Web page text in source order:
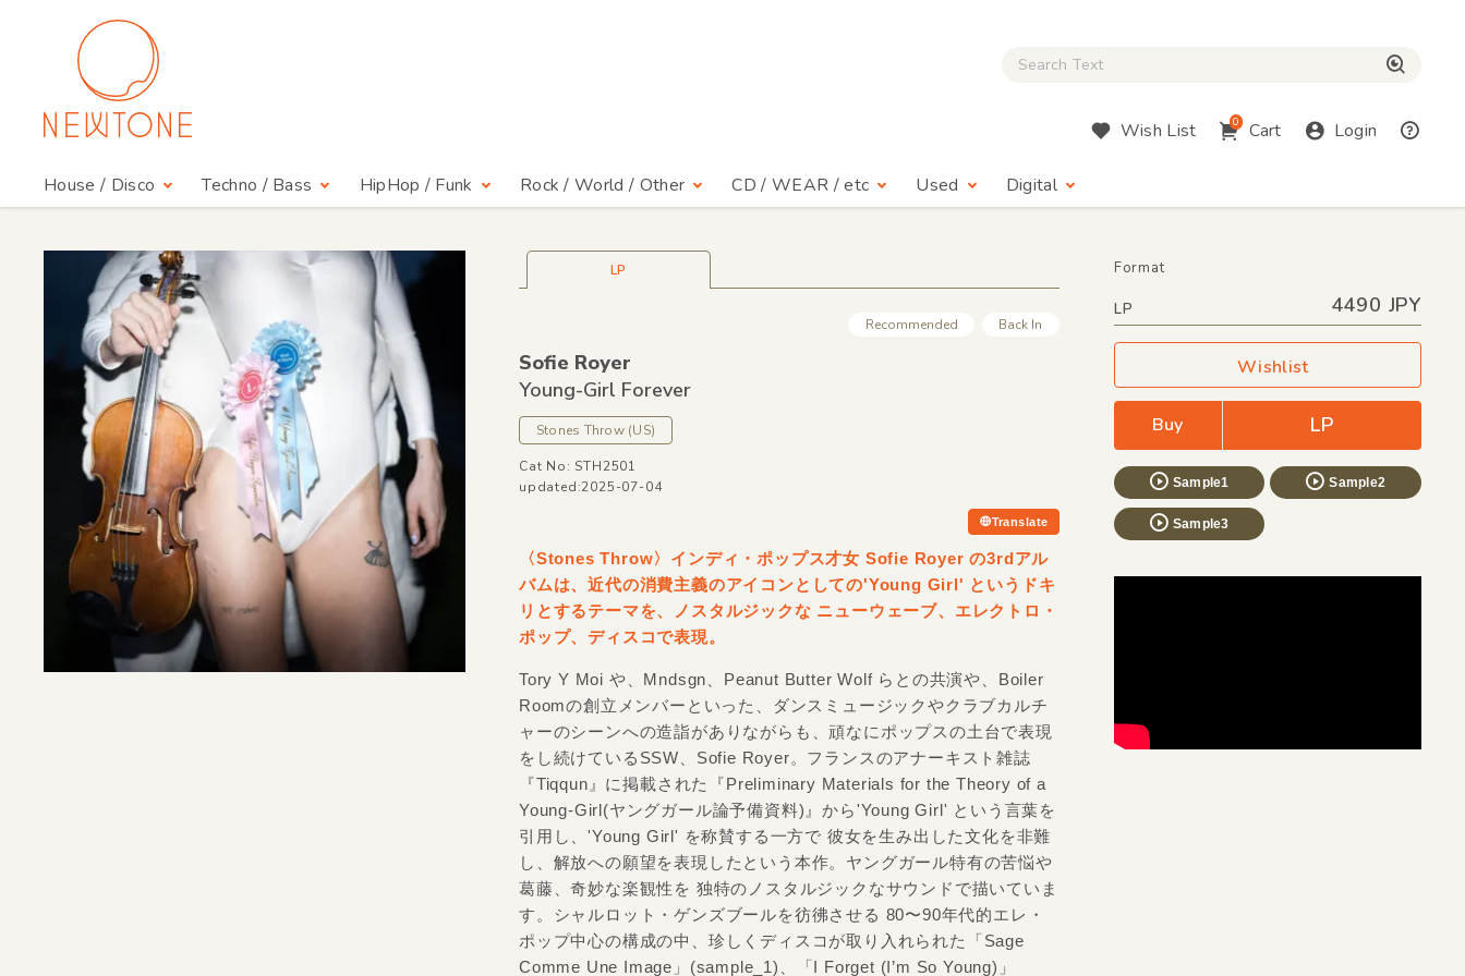
Close Search box
Wish List 0 Cart Login
House / Disco Techno / Bass HipHop / Funk Rock / World / Other CD / WEAR / etc Used Digital
LP
Recommended Back In
Sofie Royer
Young-Girl Forever
Stones Throw (US)
Cat No: STH2501
updated:2025-07-04
Translate
Format
LP 4490 JPY
Wishlist
Buy LP
Sample1 Sample2
Sample3
〈Stones Throw〉インディ・ポップス才女 Sofie Royer の3rdアル
バムは、近代の消費主義のアイコンとしての'Young Girl' というドキ
リとするテーマを、ノスタルジックな ニューウェーブ、エレクトロ・
ポップ、ディスコで表現。
Tory Y Moi や、Mndsgn、Peanut Butter Wolf らとの共演や、Boiler
Roomの創立メンバーといった、ダンスミュージックやクラブカルチ
ャーのシーンへの造詣がありながらも、頑なにポップスの土台で表現
をし続けているSSW、Sofie Royer。フランスのアナーキスト雑誌
『Tiqqun』に掲載された『Preliminary Materials for the Theory of a
Young-Girl(ヤングガール論予備資料)』から'Young Girl' という言葉を
引用し、'Young Girl' を称賛する一方で 彼女を生み出した文化を非難
し、解放への願望を表現したという本作。ヤングガール特有の苦悩や
葛藤、奇妙な楽観性を 独特のノスタルジックなサウンドで描いていま
す。シャルロット・ゲンズブールを彷彿させる 80〜90年代的エレ・
ポップ中心の構成の中、珍しくディスコが取り入れられた「Sage
Comme Une Image」(sample_1)、「I Forget (I’m So Young)」